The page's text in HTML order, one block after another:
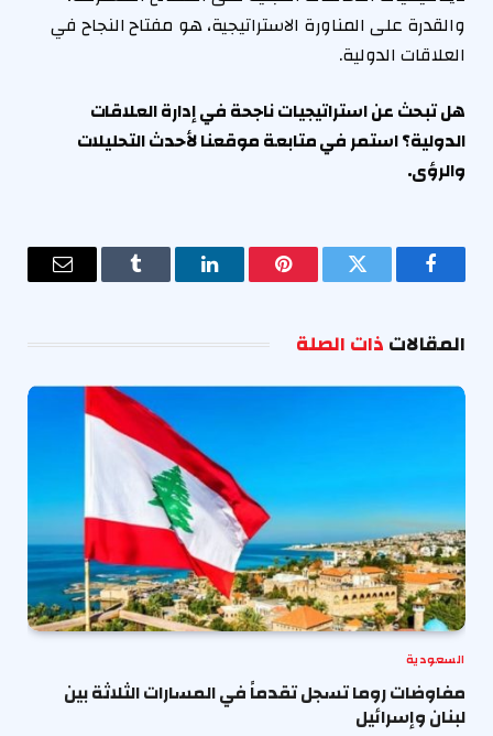
والقدرة على المناورة الاستراتيجية، هو مفتاح النجاح في
العلاقات الدولية.
هل تبحث عن استراتيجيات ناجحة في إدارة العلاقات
الدولية؟ استمر في متابعة موقعنا لأحدث التحليلات
والرؤى.
فيسبوك تويتر بينتيريستلينكدإن Tumblr
البريد
المقالاتذات الصلة
السعودية
مفاوضات روما تسجل تقدماً في المسارات الثلاثة بين
لبنان وإسرائيل